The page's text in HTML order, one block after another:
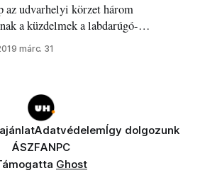
az udvarhelyi körzet három
a küzdelmek a labdarúgó-
folyamatosan frissülő
márc. 31
AdatvédelemÍgy dolgozunk
ÁSZFANPC
Ghost